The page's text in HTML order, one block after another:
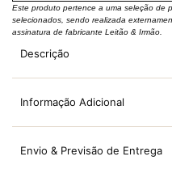
Este produto pertence a uma seleção de
selecionados, sendo realizada
assinatura de fabricante Leitão & Irmão.
Descrição
Informação Adicional
Envio & Previsão de Entrega